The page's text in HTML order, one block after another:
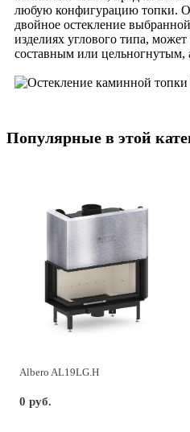
любую конфигурацию топки.
двойное остекление
изделиях углового типа,
составным или
Популярные в этой
Albero AL19LG.H
0 руб.